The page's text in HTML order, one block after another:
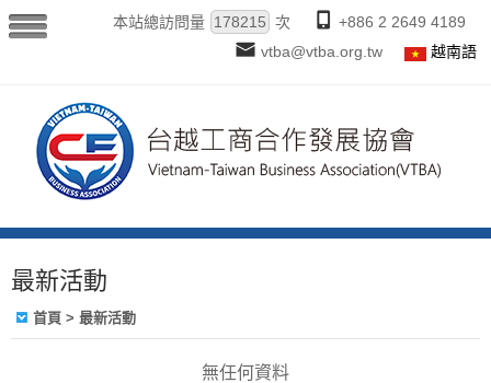
本站總訪問量 178215 次
+886 2 2649 4189
vtba@vtba.org.tw
越南語
最新活動
首頁 > 最新活動
無任何資料